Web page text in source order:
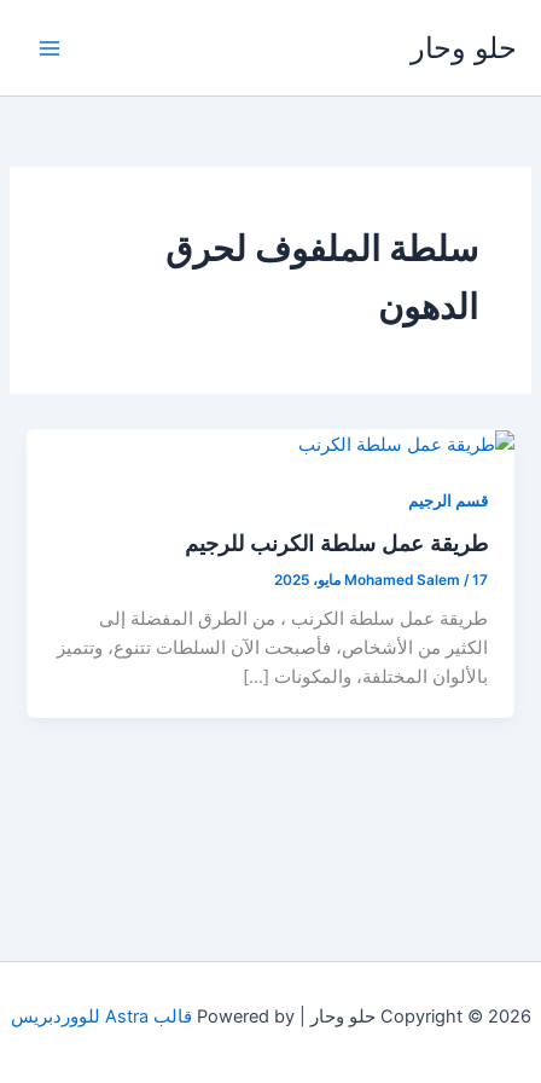
المحتوى
حلو وحار
سلطة الملفوف لحرق
الدهون
قسم الرجيم
طريقة عمل سلطة الكرنب للرجيم
Mohamed Salem /17 مايو، 2025
طريقة عمل سلطة الكرنب ، من الطرق المفضلة إلى
الكثير من الأشخاص، فأصبحت الآن السلطات تتنوع، وتتميز
بالألوان المختلفة، والمكونات […]
Copyright © 2026 حلو وحار | Powered by قالب Astra للووردبريس